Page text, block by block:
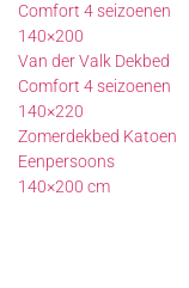
Comfort 4 seizoenen
140×200
Van der Valk Dekbed
Comfort 4 seizoenen
140×220
Zomerdekbed Katoen
Eenpersoons
140×200 cm